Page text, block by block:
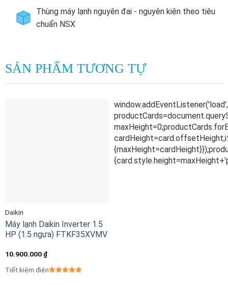
Thùng máy lạnh nguyên đai - nguyên kiện theo tiêu
chuẩn NSX
SẢN PHẨM TƯƠNG TỰ
Daikin
Máy lạnh Daikin Inverter 1.5
HP (1.5 ngựa) FTKF35XVMV
10.900.000 ₫
Tiết kiệm điện